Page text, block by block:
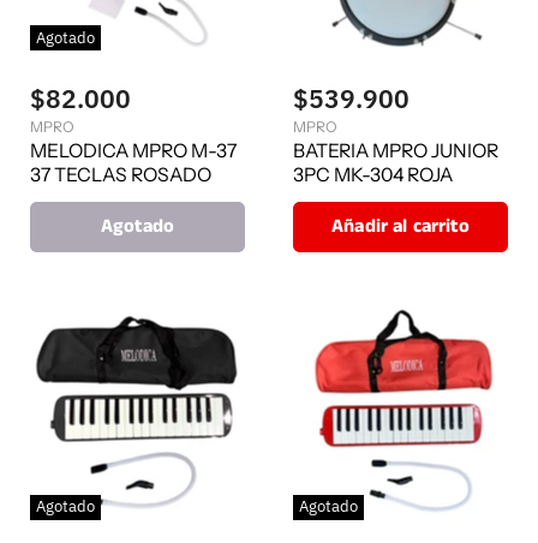
Agotado
$82.000
MPRO
MELODICA MPRO M-37
37 TECLAS ROSADO
Agotado
$539.900
MPRO
BATERIA MPRO JUNIOR
3PC MK-304 ROJA
Añadir al carrito
Agotado Agotado